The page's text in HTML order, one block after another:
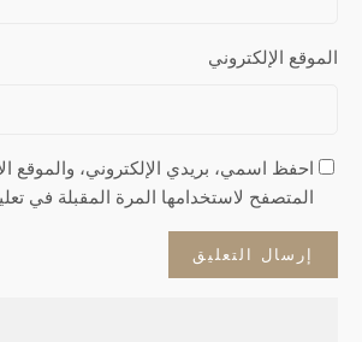
الموقع الإلكتروني
احفظ اسمي، بريدي الإلكتروني، والموقع
المتصفح لاستخدامها المرة المقبلة في